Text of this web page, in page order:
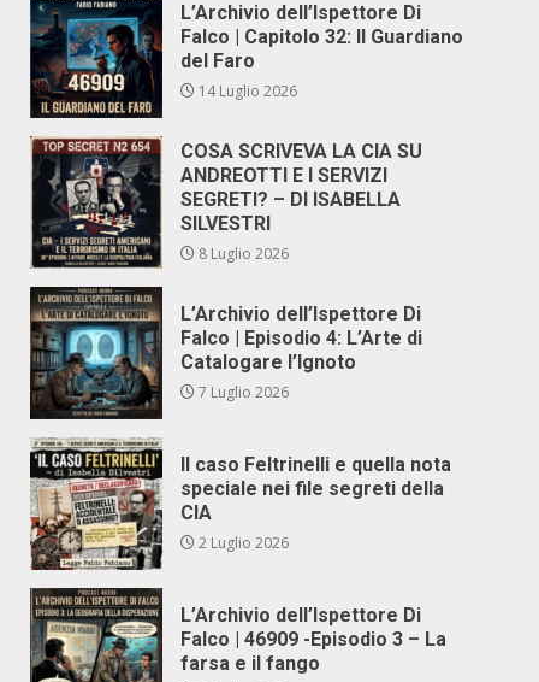
L’Archivio dell’Ispettore Di
Falco | Capitolo 32: Il Guardiano
del Faro
14 Luglio 2026
COSA SCRIVEVA LA CIA SU
ANDREOTTI E I SERVIZI
SEGRETI? – DI ISABELLA
SILVESTRI
8 Luglio 2026
L’Archivio dell’Ispettore Di
Falco | Episodio 4: L’Arte di
Catalogare l’Ignoto
7 Luglio 2026
Il caso Feltrinelli e quella nota
speciale nei file segreti della
CIA
2 Luglio 2026
L’Archivio dell’Ispettore Di
Falco | 46909 -Episodio 3 – La
farsa e il fango